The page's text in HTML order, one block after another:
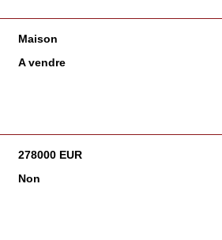
Maison
A vendre
278000 EUR
Non